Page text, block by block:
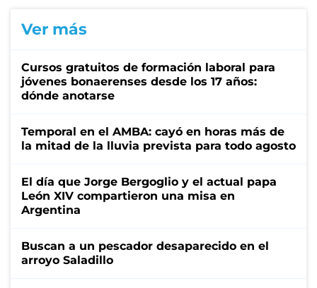
Ver más
Cursos gratuitos de formación laboral para
jóvenes bonaerenses desde los 17 años:
dónde anotarse
Temporal en el AMBA: cayó en horas más de
la mitad de la lluvia prevista para todo agosto
El día que Jorge Bergoglio y el actual papa
León XIV compartieron una misa en
Argentina
Buscan a un pescador desaparecido en el
arroyo Saladillo